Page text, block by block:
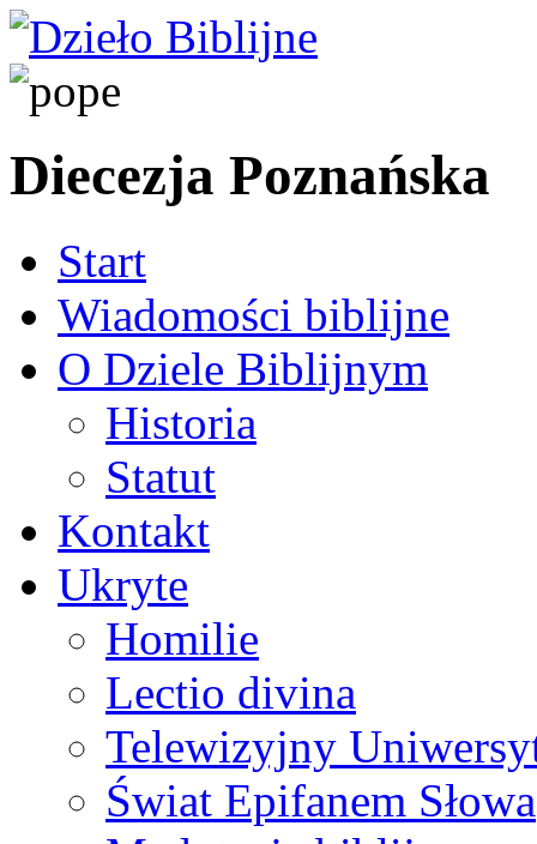
Diecezja Poznańska
Start
Wiadomości biblijne
O Dziele Biblijnym
Historia
Statut
Kontakt
Ukryte
Homilie
Lectio divina
Telewizyjny
Świat Epifanem Słowa